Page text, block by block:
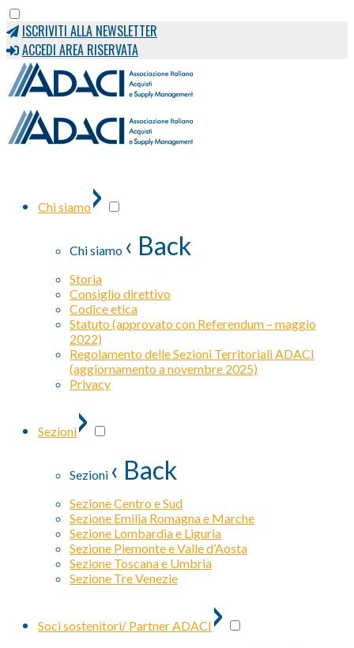
ISCRIVITI ALLA NEWSLETTER
ACCEDI AREA RISERVATA
Chi siamo ›
Chi siamo ‹ Back
Storia
Consiglio direttivo
Codice etica
Statuto (approvato con Referendum – maggio
2022)
Regolamento delle Sezioni Territoriali ADACI
(aggiornamento a novembre 2025)
Privacy
Sezioni›
Sezioni ‹ Back
Sezione Centro e Sud
Sezione Emilia Romagna e Marche
Sezione Lombardia e Liguria
Sezione Piemonte e Valle d’Aosta
Sezione Toscana e Umbria
Sezione Tre Venezie
Soci sostenitori/ Partner ADACI ›